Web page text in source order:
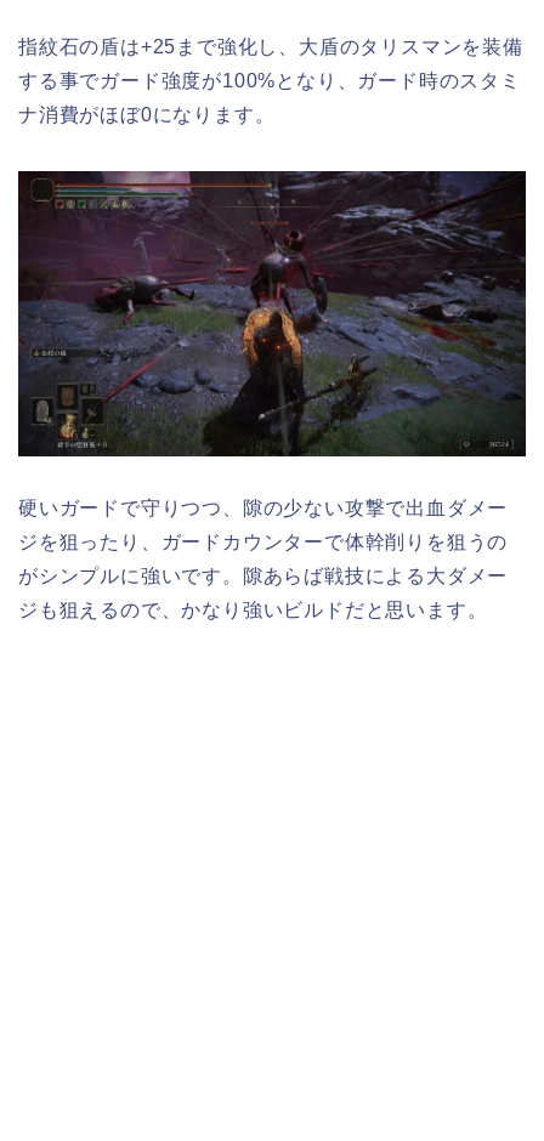
指紋石の盾は+25まで強化し、大盾のタリスマンを装備
する事でガード強度が100%となり、ガード時のスタミ
ナ消費がほぼ0になります。
硬いガードで守りつつ、隙の少ない攻撃で出血ダメー
ジを狙ったり、ガードカウンターで体幹削りを狙うの
がシンプルに強いです。隙あらば戦技による大ダメー
ジも狙えるので、かなり強いビルドだと思います。